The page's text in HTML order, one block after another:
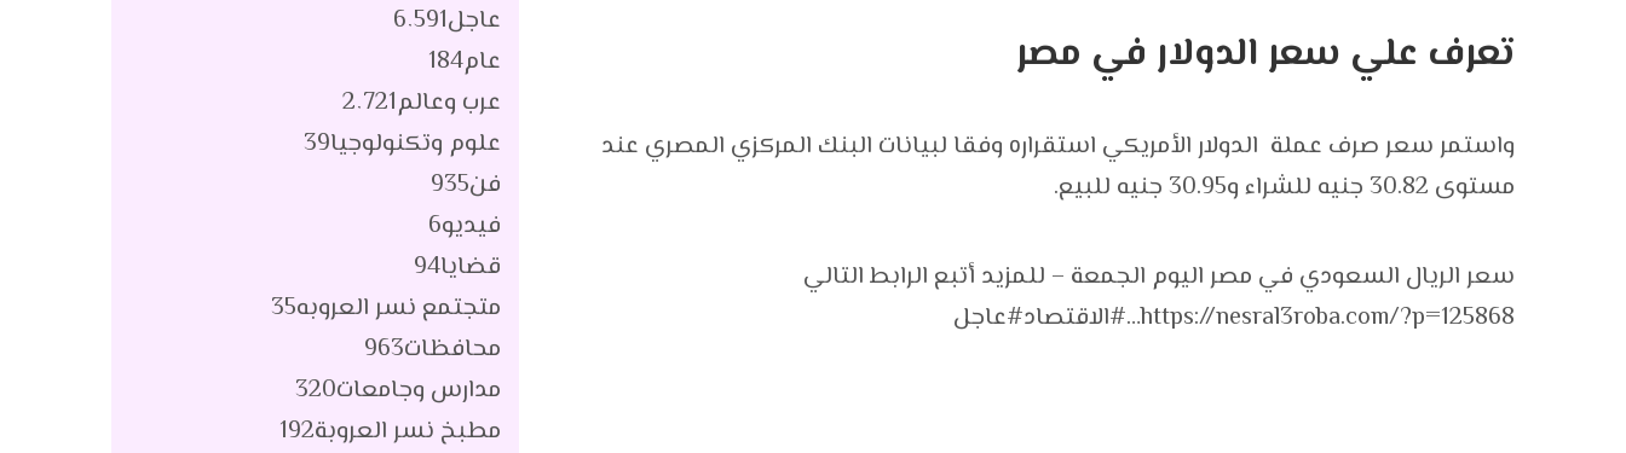
تعرف علي سعر الدولار في مصر
واستمر سعر صرف عملة الدولار الأمريكي استقراره وفقا لبيانات البنك المركزي المصري عند
مستوى 30.82 جنيه للشراء و30.95 جنيه للبيع.
سعر الريال السعودي في مصر اليوم الجمعة – للمزيد أتبع الرابط التالي
https://nesral3roba.com/?p=125868… #الاقتصاد#عاجل
عاجل6٬591
عام184
عرب وعالم2٬721
علوم وتكنولوجيا39
فن935
فيديو6
قضايا94
متجتمع نسر العروبه35
محافظات963
مدارس وجامعات320
مطبخ نسر العروبة192